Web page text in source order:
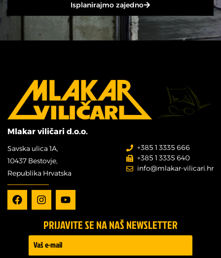
Isplanirajmo zajedno
Mlakar viličari d.o.o.
Savska ulica 1A,
10437 Bestovje,
Republika Hrvatska
+385 1 3335 666
+385 1 3335 640
info@mlakar-vilicari.hr
PRIJAVITE SE NA NAŠ NEWSLETTER
Prijava -